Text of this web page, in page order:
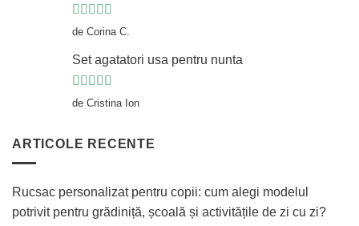
Evaluat la5
de Corina C.
Set agatatori usa pentru nunta
Evaluat la 5
de Cristina Ion
ARTICOLE RECENTE
Rucsac personalizat pentru copii: cum alegi modelul
potrivit pentru grădiniță, școală și activitățile de zi cu zi?